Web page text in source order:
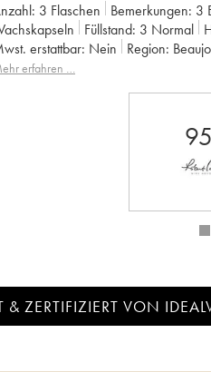
Anzahl: 3 Flaschen Bemerkungen: 3
Füllstand: 3 Normal
Mwst. erstattbar:
nein Region:
Eigentümer: Louis-Claude Desvignes
erfahren …
& ZERTIFIZIERT VON